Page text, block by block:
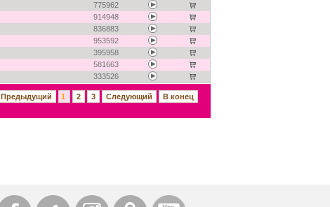
775962
914948
836883
953592
395958
581663
333526
Предыдущий 1 2 3 Следующий В конец